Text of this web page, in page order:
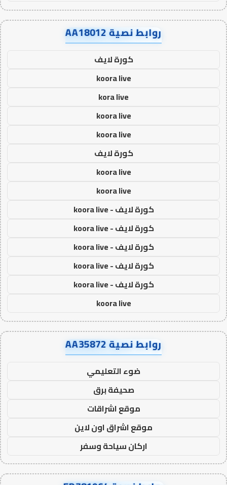
روابط نصية AA18012
كورة لايف
koora live
kora live
koora live
koora live
كورة لايف
koora live
koora live
كورة لايف - koora live
كورة لايف - koora live
كورة لايف - koora live
كورة لايف - koora live
كورة لايف - koora live
koora live
روابط نصية AA35872
ضوء التعليمي
صحيفة برق
موقع اشراقات
موقع اشراق اون لاين
اركان سياحة وسفر